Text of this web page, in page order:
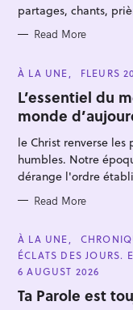
partages, chants,
Read More
C
T
E
G
O
R
I
E
S
À LA UNE FLEURS
L’essentiel du
monde
le Christ renverse
humbles. Notre
dérange l'ordre
Read More
C
A
T
E
O
R
À LA UNE
ÉCLATS DES JOURS.
6 AUGUST 2026
Ta Parole est
S
h
f
o
r